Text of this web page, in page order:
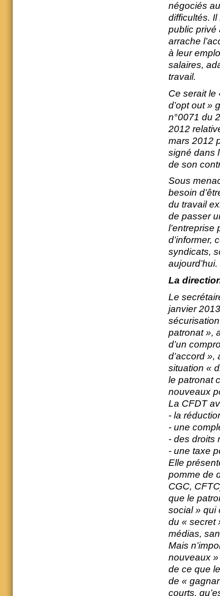
négociés
difficultés. Il
public privé
arrache
à leur
salaires,
travail.
Ce serait
d’opt out »
n°0071 du
2012
mars 2012
signé dans
de son
Sous
besoin
du travail
de passer
l’entreprise
d’informer,
syndicats,
aujourd’hui.
La
Le
janvier
patronat »,
d’un
d’accord »,
situation «
le patronat
nouveaux
La CFDT
- la
- une
- des droits
- une taxe
Elle
pomme de
CGC,
que le
social » qui
du « secret
médias,
Mais
nouveaux
de ce que
de «
courts,